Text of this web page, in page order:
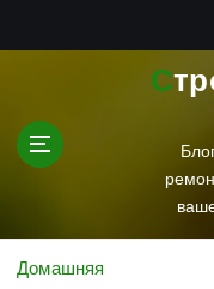
Строительный
Домашняя